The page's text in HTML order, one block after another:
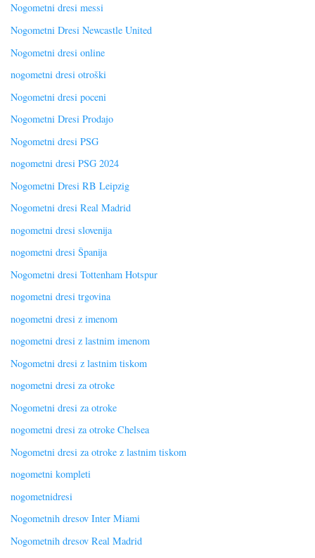
Nogometni dresi messi
Nogometni Dresi Newcastle United
Nogometni dresi online
nogometni dresi otroški
Nogometni dresi poceni
Nogometni Dresi Prodajo
Nogometni dresi PSG
nogometni dresi PSG 2024
Nogometni Dresi RB Leipzig
Nogometni dresi Real Madrid
nogometni dresi slovenija
nogometni dresi Španija
Nogometni dresi Tottenham Hotspur
nogometni dresi trgovina
nogometni dresi z imenom
nogometni dresi z lastnim imenom
Nogometni dresi z lastnim tiskom
nogometni dresi za otroke
Nogometni dresi za otroke
nogometni dresi za otroke Chelsea
Nogometni dresi za otroke z lastnim tiskom
nogometni kompleti
nogometnidresi
Nogometnih dresov Inter Miami
Nogometnih dresov Real Madrid